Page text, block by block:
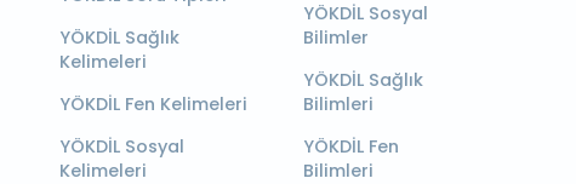
YÖKDİL Sağlık
Kelimeleri
YÖKDİL Fen Kelimeleri
YÖKDİL Sosyal
Kelimeleri
YÖKDİL Sosyal
Bilimler
YÖKDİL Sağlık
Bilimleri
YÖKDİL Fen
Bilimleri